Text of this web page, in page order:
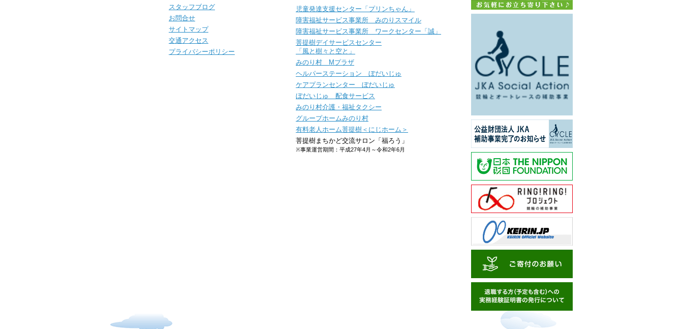
スタッフブログ
お問合せ
サイトマップ
交通アクセス
プライバシーポリシー
児童発達支援センター「プリンちゃん」
障害福祉サービス事業所 みのりスマイル
障害福祉サービス事業所 ワークセンター「誠」
菩提樹デイサービスセンター
「風と樹々と空と」
みのり村 Mプラザ
ヘルパーステーション ぼだいじゅ
ケアプランセンター ぼだいじゅ
ぼだいじゅ 配食サービス
みのり村介護・福祉タクシー
グループホームみのり村
有料老人ホーム菩提樹＜にじホーム＞
菩提樹まちかど交流サロン「福ろう」
※事業運営期間：平成27年4月～令和2年6月